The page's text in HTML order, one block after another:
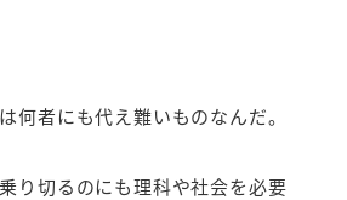
何者にも代え難いものなんだ。
り切るのにも理科や社会を必要